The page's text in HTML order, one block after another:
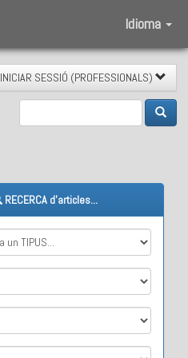
Idioma
INICIAR SESSIÓ (PROFESSIONALS)
RECERCA d'articles...